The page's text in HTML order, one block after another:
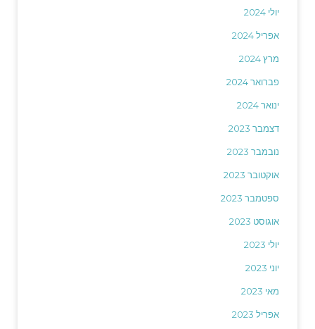
יולי 2024
אפריל 2024
מרץ 2024
פברואר 2024
ינואר 2024
דצמבר 2023
נובמבר 2023
אוקטובר 2023
ספטמבר 2023
אוגוסט 2023
יולי 2023
יוני 2023
מאי 2023
אפריל 2023